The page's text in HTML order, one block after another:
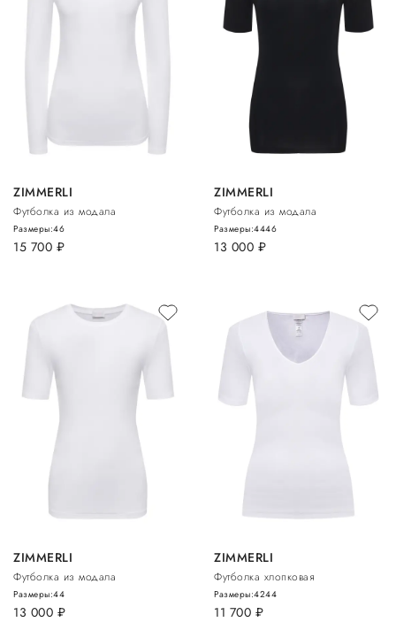
ZIMMERLI
Футболка из модала
15 700 руб.
Размеры:46
ZIMMERLI
Футболка из модала
13 000 руб.
Размеры:4446
ZIMMERLI
Футболка из модала
13 000 руб.
Размеры:44
ZIMMERLI
Футболка хлопковая
11 700 руб.
Размеры:4244